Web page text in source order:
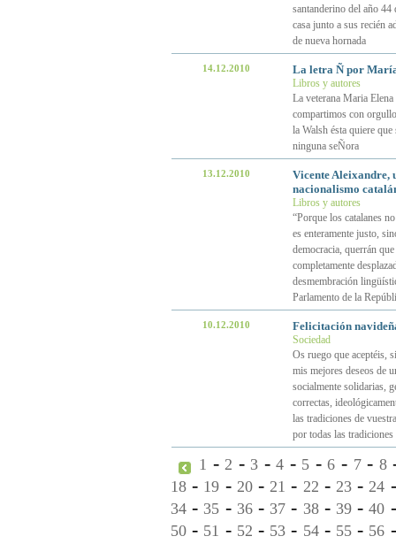
santanderino del año 44
casa junto a sus recién
de nueva hornada
14.12.2010 La letra Ñ por
Libros y autores
La veterana Maria
compartimos con
la Walsh ésta quiere
ninguna seÑora
13.12.2010
Vicente Aleixandre,
nacionalismo
Libros y autores
“Porque los catalanes
es enteramente justo,
democracia, querrán
completamente
desmembración
Parlamento de la
10.12.2010 Felicitación
Sociedad
Os ruego que aceptéis,
mis mejores deseos de
socialmente solidarias,
correctas,
las tradiciones de
por todas las
1 -2 - 3 -4 - 5 -6 - 7- 8
18 - 19 - 20-21 - 22 - 23-24
34 - 35 - 36- 37 - 38- 39-40
50 - 51 - 52 - 53 - 54- 55- 56